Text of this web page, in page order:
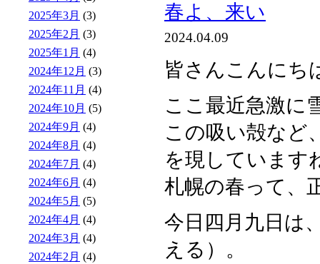
春よ、来い
2024.04.09
皆さんこんにち
ここ最近急激に
この吸い殻など
を現しています
札幌の春って、
今日四月九日
える）。
2025年3月 (3)
2025年2月 (3)
2025年1月 (4)
2024年12月 (3)
2024年11月 (4)
2024年10月 (5)
2024年9月 (4)
2024年8月 (4)
2024年7月 (4)
2024年6月 (4)
2024年5月 (5)
2024年4月 (4)
2024年3月 (4)
2024年2月 (4)